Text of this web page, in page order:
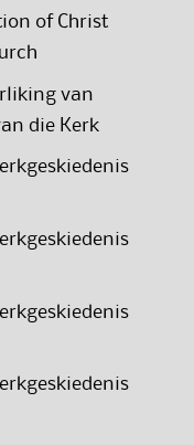
of Christ
van
die Kerk